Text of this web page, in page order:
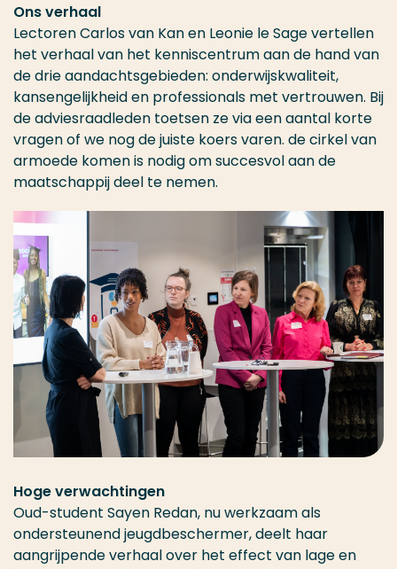
Ons verhaal
Lectoren Carlos van Kan en Leonie le Sage vertellen
het verhaal van het kenniscentrum aan de hand van
de drie aandachtsgebieden: onderwijskwaliteit,
kansengelijkheid en professionals met vertrouwen. Bij
de adviesraadleden toetsen ze via een aantal korte
vragen of we nog de juiste koers varen. de cirkel van
armoede komen is nodig om succesvol aan de
maatschappij deel te nemen.
Hoge verwachtingen
Oud-student Sayen Redan, nu werkzaam als
ondersteunend jeugdbeschermer, deelt haar
aangrijpende verhaal over het effect van lage en